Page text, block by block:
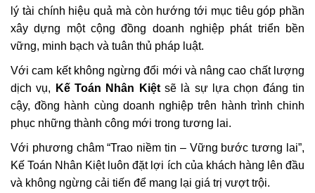
lý tài chính hiệu quả mà còn hướng tới mục tiêu góp phần
xây dựng một cộng đồng doanh nghiệp phát triển bền
vững, minh bạch và tuân thủ pháp luật.
Với cam kết không ngừng đổi mới và nâng cao chất lượng
dịch vụ,
Kế Toán Nhân Kiệtsẽ là sự lựa chọn đáng tin
cậy, đồng hành cùng doanh nghiệp trên hành trình chinh
phục những thành công mới trong tương lai.
Với phương châm “Trao niềm tin – Vững bước tương lai”,
Kế Toán Nhân Kiệt luôn đặt lợi ích của khách hàng lên đầu
và không ngừng cải tiến để mang lại giá trị vượt trội.